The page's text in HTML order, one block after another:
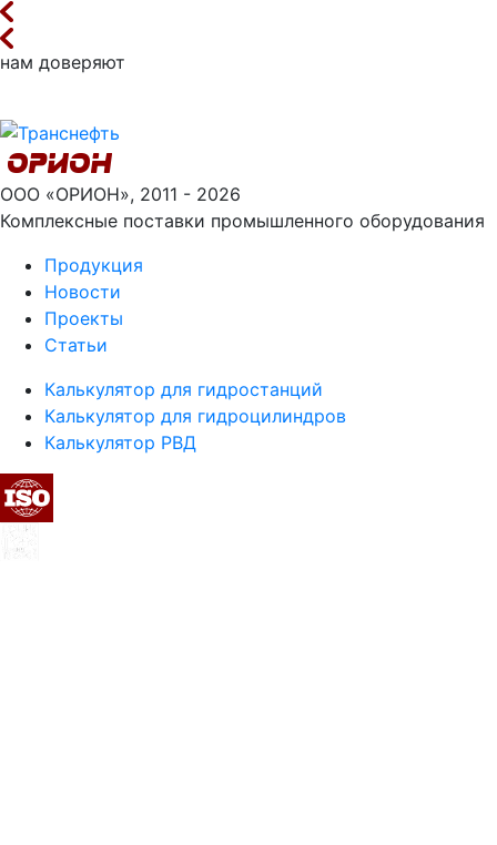
нам доверяют
ООО «ОРИОН», 2011 - 2026
Комплексные поставки промышленного оборудования
Продукция
Новости
Проекты
Статьи
Калькулятор для гидростанций
Калькулятор для гидроцилиндров
Калькулятор РВД